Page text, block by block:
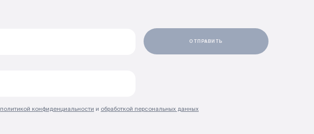
политикой конфиденциальности и обработкой персональных данных